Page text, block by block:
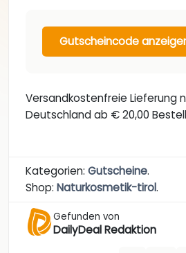
Gutscheincode
Versandkostenfreie Lieferung
Deutschland ab € 20,00
Kategorien: Gutscheine.
Shop: Naturkosmetik-tirol.
Gefunden von
DailyDeal Redaktion